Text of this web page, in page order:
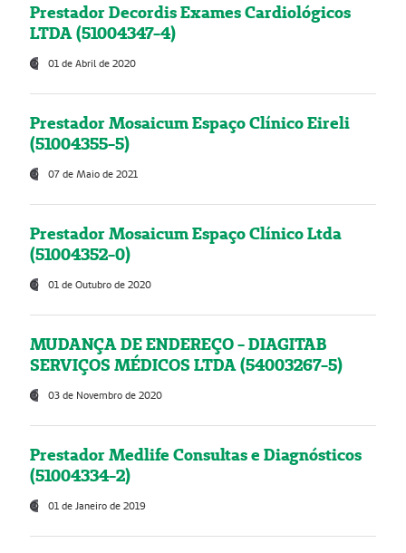
Prestador Decordis Exames Cardiológicos
LTDA (51004347-4)
01 de Abril de 2020
Prestador Mosaicum Espaço Clínico Eireli
(51004355-5)
07 de Maio de 2021
Prestador Mosaicum Espaço Clínico Ltda
(51004352-0)
01 de Outubro de 2020
MUDANÇA DE ENDEREÇO - DIAGITAB
SERVIÇOS MÉDICOS LTDA (54003267-5)
03 de Novembro de 2020
Prestador Medlife Consultas e Diagnósticos
(51004334-2)
01 de Janeiro de 2019